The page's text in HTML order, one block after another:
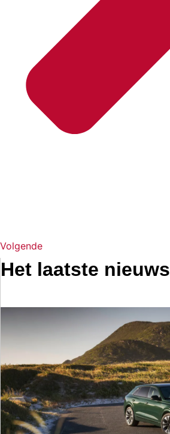
Volgende
Het laatste nieuws